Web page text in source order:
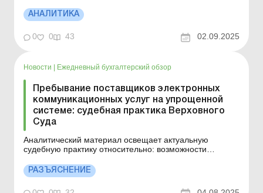
отражены важные правовые позиции по уголовному и
уголовному процессуальному праву: Больше по теме:
Оплата по внутреннему договору получена в
инвалюте: какая ответс...
АНАЛИТИКА
0 0 43 02.09.2025
Новости | Ежедневный бухгалтерский обзор
Пребывание поставщиков электронных
коммуникационных услуг на упрощенной
системе: судебная практика Верховного
Суда
Аналитический материал освещает актуальную
судебную практику относительно: возможности
налогообложения; процедуры проведения налоговых
проверок; процессуальных вопросов. Больше по теме:
Могут ли интернет-провайдеры составлять сводную
РАЗЪЯСНЕНИЕ